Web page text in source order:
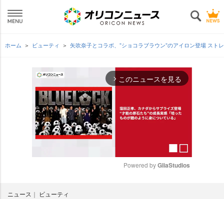
ホーム ビューティ 矢吹奈子とコラボ、”ショコラブラウン”のアイロン登場 ス
arrow_forward_ios このニュースを見る
Powered by GliaStudios
ニュース ビューティ